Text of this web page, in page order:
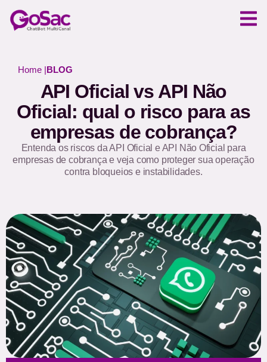
Home |BLOG
API Oficial vs API Não
Oficial: qual o risco para as
empresas de cobrança?
Entenda os riscos da API Oficial e API Não Oficial para
empresas de cobrança e veja como proteger sua operação
contra bloqueios e instabilidades.